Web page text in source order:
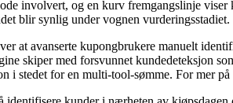
involvert, og en kurv fremgangslinje
blir synlig under vognen vurderingsstadiet.
avanserte kupongbrukere manuelt
skiper med forsvunnet kundedeteksjon
i stedet for en multi-tool-sømme. For mer